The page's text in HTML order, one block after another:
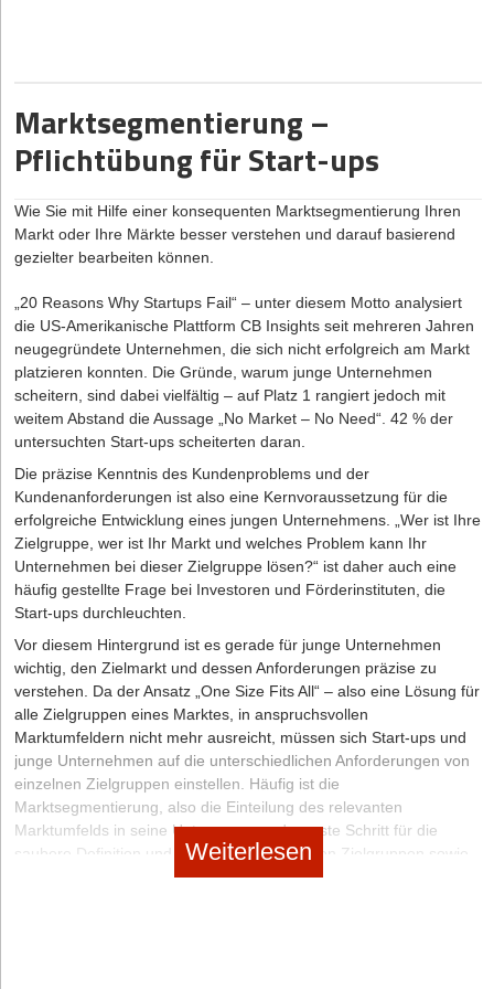
webinale.de/ideation-design-thinking/
www.designthinkingconference.com
Die Autorin Pauline Tonhauser ist CEO und Gründerin der
DesignThinkingCoach Academy. Zusammen mit ihrem Team
vermittelt sie Design Thinking und bildet neue Coaches aus.
bietet Ihnen zahlreiche Vorteile, z.B.:
Sie müssen kein Gewerbe anmelden
Der Eintrag ins Handelsregister fällt weg, sofern Sie keine
Kapitalgesellschaft gründen
keinen Jahresabschluss aufstellen
Sie müssen Angaben über Ihre Gewinne und Verluste nicht
publizieren
Zur Gewinnermittlung ist es ausreichend, wenn Sie eine EÜR
(Einnahmen-Überschuss-Rechnung) beim Finanzamt
einreichen
Sie sind kein Mitglied der IHK oder HWK, daher entfallen die
Kammergebühren
2. Lassen Sie einen ansprechenden Internetauftritt erstellen
Dafür müssen Sie zunächst wohl etwas Geld investieren, eine
moderne Webseite mit ansprechendem und professionellen
Design, welche suchmaschinenoptimiert ist, wird Ihnen jedoch auf
lange Sicht deutlich mehr nützen, da Sie damit mehr Kund/innen
überzeugen.
3. Gehen Sie mit klarer Struktur an Ihre Aufträge heran und
behalten Sie die Übersicht
Effizientes Arbeiten ist Pflicht, denn die Konkurrenz ist groß und
viele Arbeitsschritte, die Übersetzer/innen nebenbei erledigen
müssen, werden bei der Preiskalkulation gern vernachlässigt.
Wichtige Kontakte für selbstständige Übersetzer/innen
Branchenkontakte:
Marktsegmentierung –
Pflichtübung für Start-ups
Wie Sie mit Hilfe einer konsequenten Marktsegmentierung Ihren
Markt oder Ihre Märkte besser verstehen und darauf basierend
gezielter bearbeiten können.
„20 Reasons Why Startups Fail“ – unter diesem Motto analysiert
die US-Amerikanische Plattform CB Insights seit mehreren Jahren
neugegründete Unternehmen, die sich nicht erfolgreich am Markt
platzieren konnten. Die Gründe, warum junge Unternehmen
scheitern, sind dabei vielfältig – auf Platz 1 rangiert jedoch mit
weitem Abstand die Aussage „No Market – No Need“. 42 % der
untersuchten Start-ups scheiterten daran.
Die präzise Kenntnis des Kundenproblems und der
Kundenanforderungen ist also eine Kernvoraussetzung für die
erfolgreiche Entwicklung eines jungen Unternehmens. „Wer ist Ihre
Zielgruppe, wer ist Ihr Markt und welches Problem kann Ihr
Unternehmen bei dieser Zielgruppe lösen?“ ist daher auch eine
häufig gestellte Frage bei Investoren und Förderinstituten, die
Start-ups durchleuchten.
Vor diesem Hintergrund ist es gerade für junge Unternehmen
wichtig, den Zielmarkt und dessen Anforderungen präzise zu
verstehen. Da der Ansatz „One Size Fits All“ – also eine Lösung für
alle Zielgruppen eines Marktes, in anspruchsvollen
Marktumfeldern nicht mehr ausreicht, müssen sich Start-ups und
junge Unternehmen auf die unterschiedlichen Anforderungen von
einzelnen Zielgruppen einstellen. Häufig ist die
Marktsegmentierung, also die Einteilung des relevanten
Marktumfelds in seine Untergruppen, der erste Schritt für die
saubere Definition und Analyse der relevanten Zielgruppen sowie
Weiterlesen